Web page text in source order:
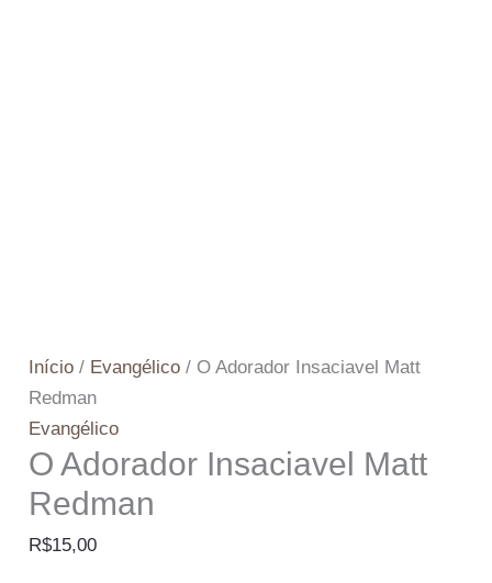
Início / Evangélico / O Adorador Insaciavel Matt
Redman
Evangélico
O Adorador Insaciavel Matt
Redman
R$15,00